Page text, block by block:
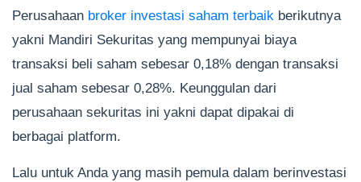
Perusahaan broker investasi saham terbaik berikutnya
yakni Mandiri Sekuritas yang mempunyai biaya
transaksi beli saham sebesar 0,18% dengan transaksi
jual saham sebesar 0,28%. Keunggulan dari
perusahaan sekuritas ini yakni dapat dipakai di
berbagai platform.
Lalu untuk Anda yang masih pemula dalam berinvestasi